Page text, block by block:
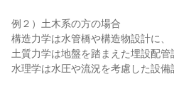
例２）土木系の方の場合
構造力学は水管橋や構造物設計に、
土質力学は地盤を踏まえた埋設配管
水理学は水圧や流況を考慮した設備